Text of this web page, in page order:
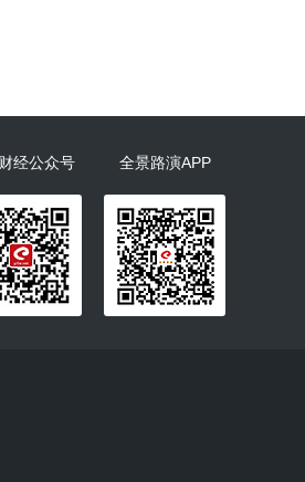
全景路演APP
经公众号